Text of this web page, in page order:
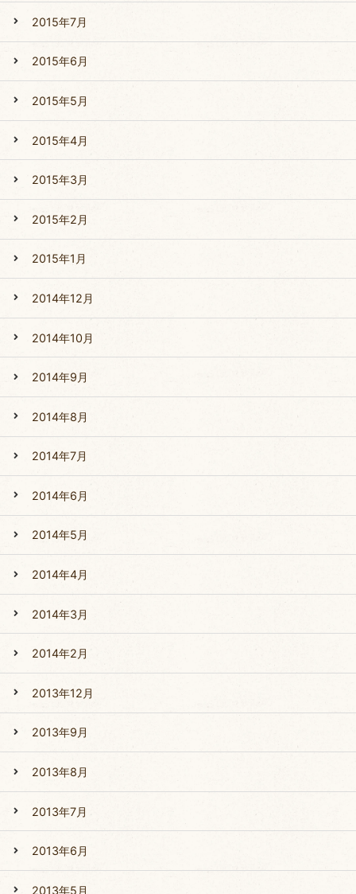
2015年7月
2015年6月
2015年5月
2015年4月
2015年3月
2015年2月
2015年1月
2014年12月
2014年10月
2014年9月
2014年8月
2014年7月
2014年6月
2014年5月
2014年4月
2014年3月
2014年2月
2013年12月
2013年9月
2013年8月
2013年7月
2013年6月
2013年5月